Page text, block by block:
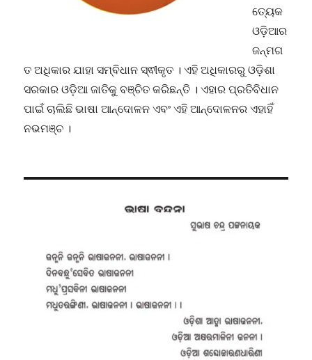
ତ୍ୟେକ
ଓଡ଼ିଆର
ଜନ୍ମଗ
ତ ଅଧିକାର ଯାହା ସମ୍ବିଧାନ ସ୍ଵୀକୃତ । ଏହି ଅଧିକାରରୁ ଓଡ଼ିଶା
ସରକାର ଓଡ଼ିଆ ଜାତିକୁ ବଞ୍ଚିତ କରିଛନ୍ତି । ଏହାର ପ୍ରତିବିଧାନ
ପାଇଁ ଚାଲିଛି ଭାଷା ଆନ୍ଦୋଳନ ଏବଂ ଏହି ଆନ୍ଦୋଳନର ଏହାହିଁ
ନଭମଞ୍ଚ ।